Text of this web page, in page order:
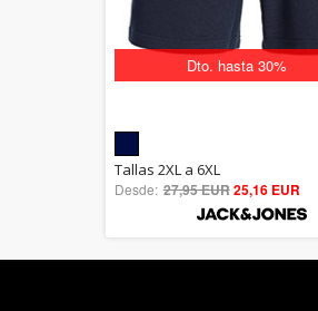
Dto. hasta 30%
5.00
out of 5
Tallas 2XL a 6XL
Desde: 27,95 EUR25,16 EUR